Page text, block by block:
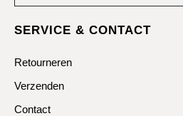
SERVICE & CONTACT
Retourneren
Verzenden
Contact